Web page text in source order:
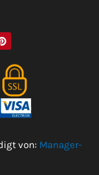
P
i
n
e
r
e
s
t
von: Manager-